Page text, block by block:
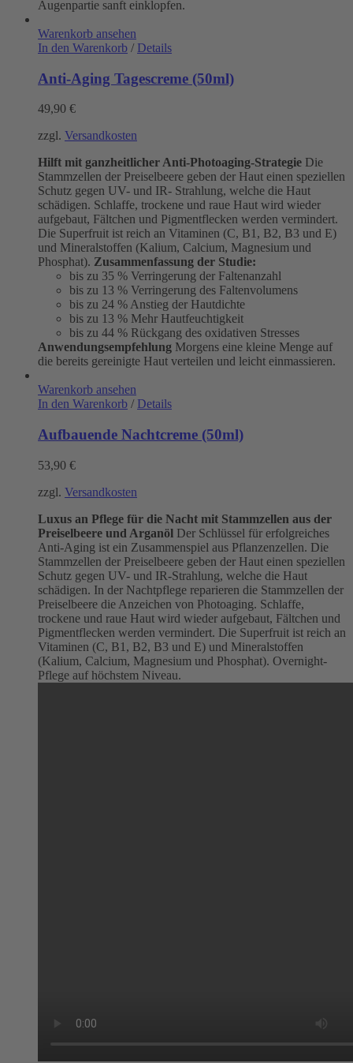
Augenpartie sanft einklopfen.
Warenkorb ansehen
In den Warenkorb / Details
Anti-Aging Tagescreme (50ml)
49,90 €
zzgl. Versandkosten
Hilft mit ganzheitlicher Anti-Photoaging-Strategie Die
Stammzellen der Preiselbeere geben der Haut einen speziellen
Schutz gegen UV- und IR- Strahlung, welche die Haut
schädigen. Schlaffe, trockene und raue Haut wird wieder
aufgebaut, Fältchen und Pigmentflecken werden vermindert.
Die Superfruit ist reich an Vitaminen (C, B1, B2, B3 und E)
und Mineralstoffen (Kalium, Calcium, Magnesium und
Phosphat). Zusammenfassung der Studie:
bis zu 35 % Verringerung der Faltenanzahl
bis zu 13 % Verringerung des Faltenvolumens
bis zu 24 % Anstieg der Hautdichte
bis zu 13 % Mehr Hautfeuchtigkeit
bis zu 44 % Rückgang des oxidativen Stresses
Anwendungsempfehlung Morgens eine kleine Menge auf
die bereits gereinigte Haut verteilen und leicht einmassieren.
Warenkorb ansehen
In den Warenkorb / Details
Aufbauende Nachtcreme (50ml)
53,90 €
zzgl. Versandkosten
Luxus an Pflege für die Nacht mit Stammzellen aus der
Preiselbeere und Arganöl Der Schlüssel für erfolgreiches
Anti-Aging ist ein Zusammenspiel aus Pflanzenzellen. Die
Stammzellen der Preiselbeere geben der Haut einen speziellen
Schutz gegen UV- und IR-Strahlung, welche die Haut
schädigen. In der Nachtpflege reparieren die Stammzellen der
Preiselbeere die Anzeichen von Photoaging. Schlaffe,
trockene und raue Haut wird wieder aufgebaut, Fältchen und
Pigmentflecken werden vermindert. Die Superfruit ist reich an
Vitaminen (C, B1, B2, B3 und E) und Mineralstoffen
(Kalium, Calcium, Magnesium und Phosphat). Overnight-
Pflege auf höchstem Niveau.